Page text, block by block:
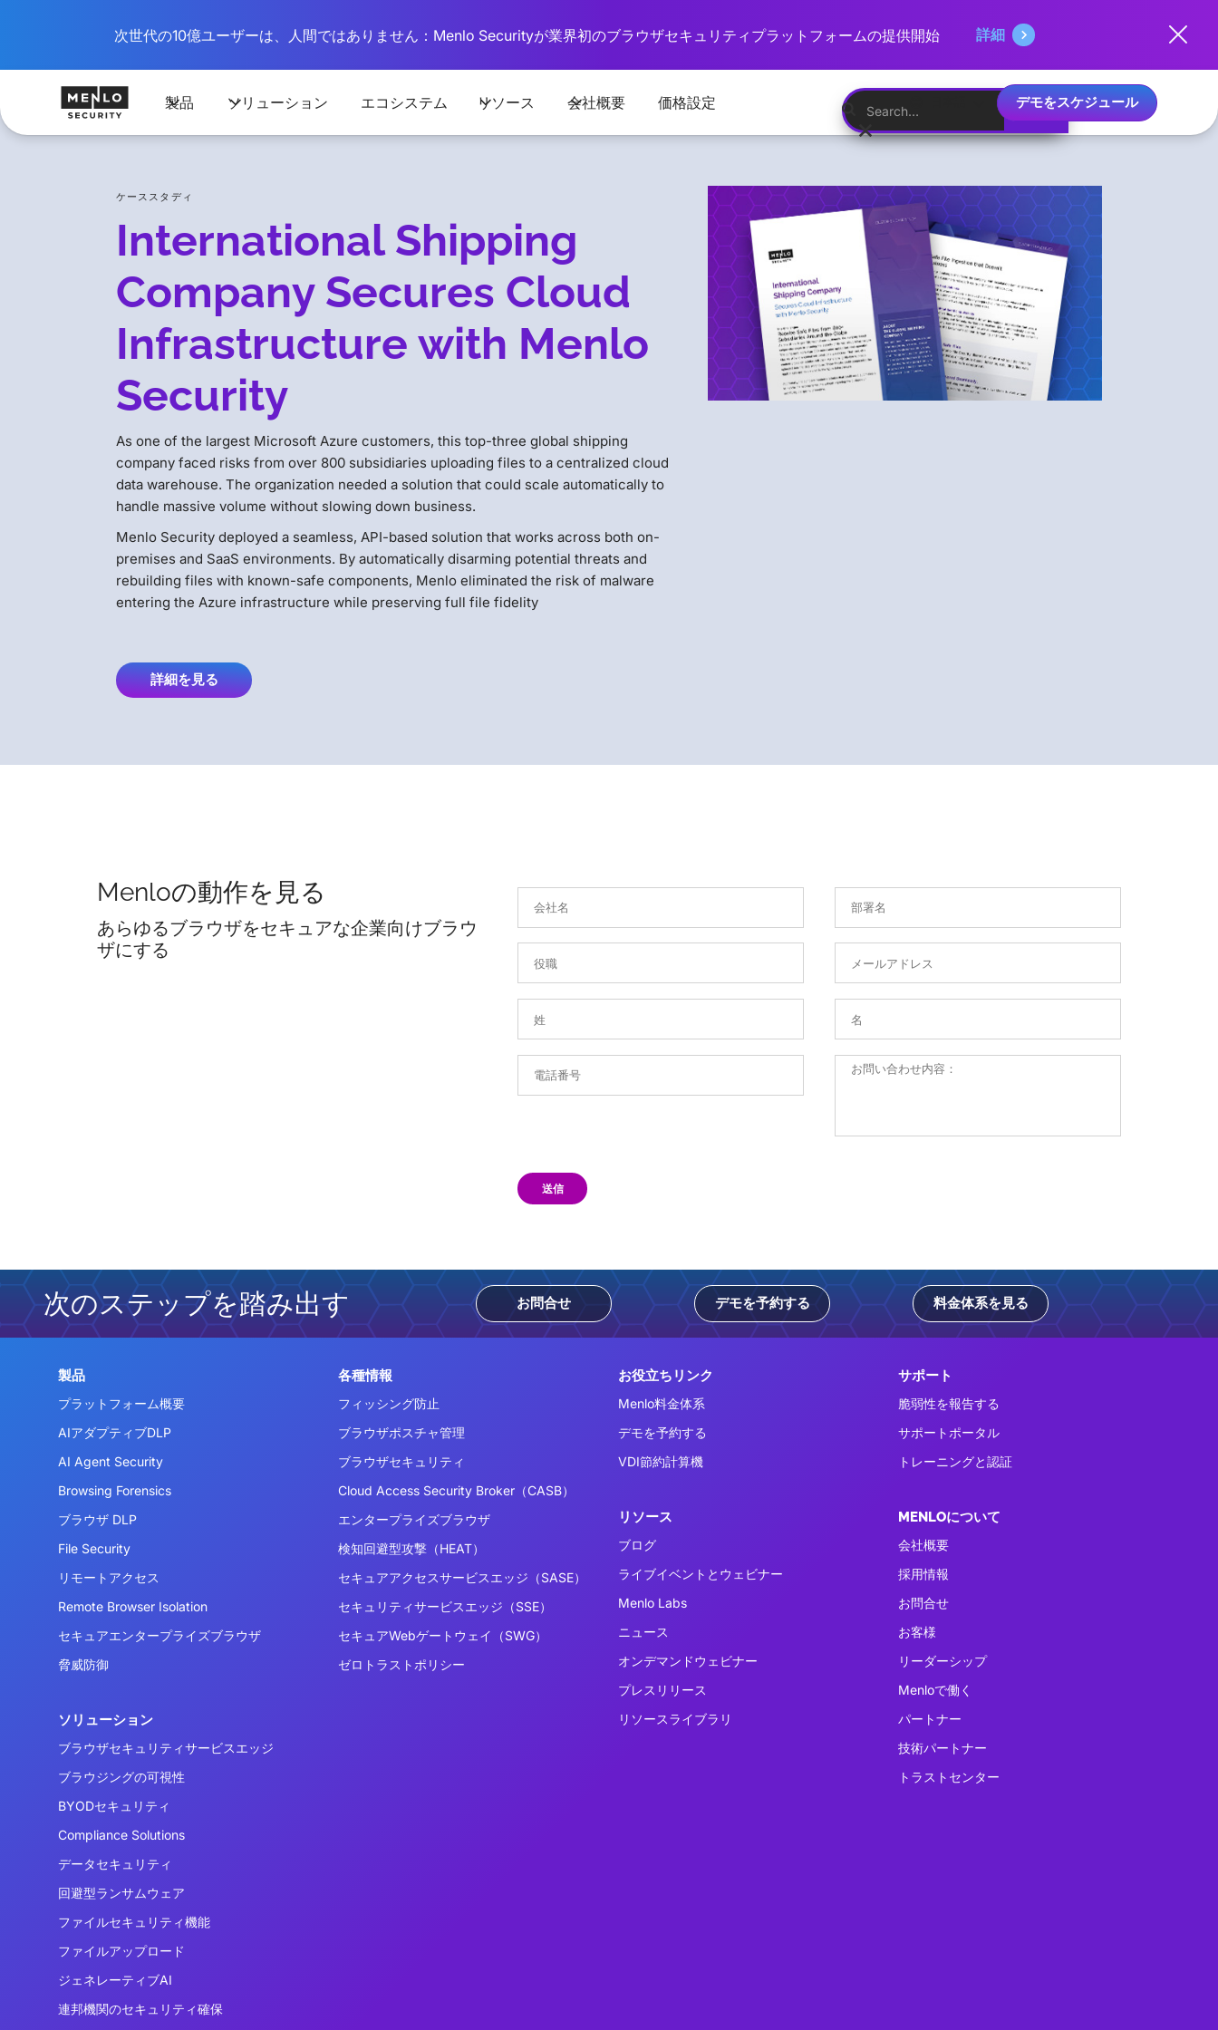
次世代の10億ユーザーは、人間ではありません：Menlo Securityが業界初のブラウザセキュリティプラットフォームの提供開始 詳細
製品 ソリューション エコシステム リソース 会社概要 価格設定 デモをスケジュール
ケーススタディ
International Shipping
Company Secures Cloud
Infrastructure with Menlo
Security
As one of the largest Microsoft Azure customers, this top-three global shipping
company faced risks from over 800 subsidiaries uploading files to a centralized cloud
data warehouse. The organization needed a solution that could scale automatically to
handle massive volume without slowing down business.
Menlo Security deployed a seamless, API-based solution that works across both on-
premises and SaaS environments. By automatically disarming potential threats and
rebuilding files with known-safe components, Menlo eliminated the risk of malware
entering the Azure infrastructure while preserving full file fidelity
詳細を見る
Menloの動作を見る
あらゆるブラウザをセキュアな企業向けブラウ
ザにする
送信
次のステップを踏み出す お問合せ デモを予約する 料金体系を見る
製品
プラットフォーム概要
AIアダプティブDLP
AI Agent Security
Browsing Forensics
ブラウザ DLP
File Security
リモートアクセス
Remote Browser Isolation
セキュアエンタープライズブラウザ
脅威防御
ソリューション
ブラウザセキュリティサービスエッジ
ブラウジングの可視性
BYODセキュリティ
Compliance Solutions
データセキュリティ
回避型ランサムウェア
ファイルセキュリティ機能
ファイルアップロード
ジェネレーティブAI
連邦機関のセキュリティ確保
各種情報
フィッシング防止
ブラウザポスチャ管理
ブラウザセキュリティ
Cloud Access Security Broker（CASB）
エンタープライズブラウザ
検知回避型攻撃（HEAT）
セキュアアクセスサービスエッジ（SASE）
セキュリティサービスエッジ（SSE）
セキュアWebゲートウェイ（SWG）
ゼロトラストポリシー
お役立ちリンク
Menlo料金体系
デモを予約する
VDI節約計算機
リソース
ブログ
ライブイベントとウェビナー
Menlo Labs
ニュース
オンデマンドウェビナー
プレスリリース
リソースライブラリ
サポート
脆弱性を報告する
サポートポータル
トレーニングと認証
MENLOについて
会社概要
採用情報
お問合せ
お客様
リーダーシップ
Menloで働く
パートナー
技術パートナー
トラストセンター